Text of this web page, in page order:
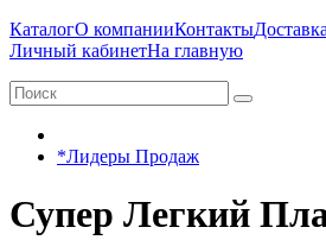
КаталогО компанииКонтактыДоставка
Личный кабинетНа главную
*Лидеры Продаж
Супер Легкий